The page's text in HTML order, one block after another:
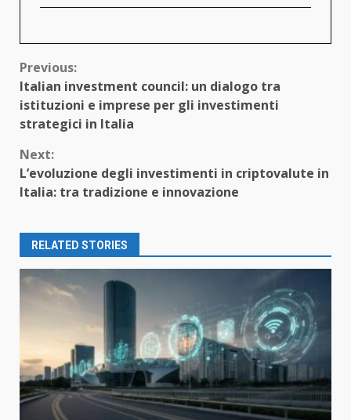
Continue
Reading
Previous:
Italian investment council: un dialogo tra
istituzioni e imprese per gli investimenti
strategici in Italia
Next:
L’evoluzione degli investimenti in criptovalute in
Italia: tra tradizione e innovazione
RELATED STORIES